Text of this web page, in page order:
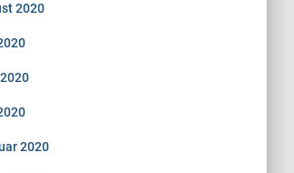
2020
2020